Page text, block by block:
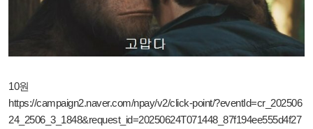
10원
https://campaign2.naver.com/npay/v2/click-point/?eventId=cr_202506
24_2506_3_1848&request_id=20250624T071448_87f194ee555d4f27